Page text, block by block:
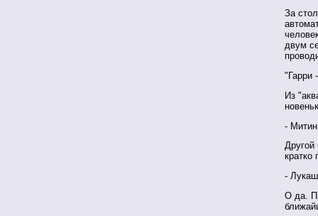
За
двум
"Гарри
Из
-
кратко
-
О да.